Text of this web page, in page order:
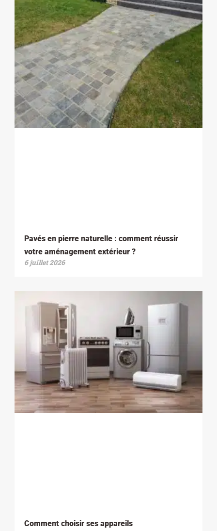
Pavés en pierre naturelle : comment réussir
votre aménagement extérieur ?
6 juillet 2026
Comment choisir ses appareils